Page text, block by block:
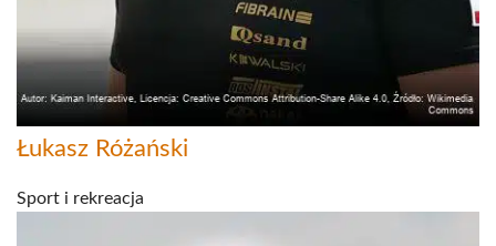
Łukasz Różański
Sport i rekreacja